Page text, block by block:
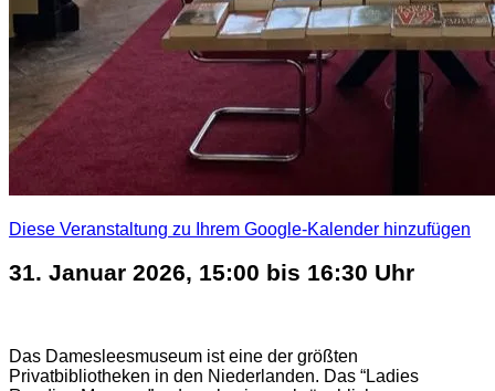
Diese Veranstaltung zu Ihrem Google-Kalender hinzufügen
31. Januar 2026, 15:00 bis 16:30 Uhr
Das Damesleesmuseum ist eine der größten
Privatbibliotheken in den Niederlanden. Das “Ladies